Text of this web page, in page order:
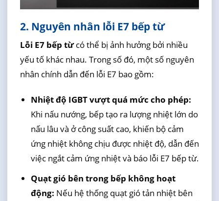
2. Nguyên nhân lỗi E7 bếp từ
Lỗi E7 bếp từcó thể bị ảnh hưởng bởi nhiều
yếu tố khác nhau. Trong số đó, một số nguyên
nhân chính dẫn đến lỗi E7 bao gồm:
Nhiệt độ IGBT vượt quá mức cho phép:
Khi nấu nướng, bếp tạo ra lượng nhiệt lớn do
nấu lâu và ở công suất cao, khiến bộ cảm
ứng nhiệt không chịu được nhiệt độ, dẫn đến
việc ngắt cảm ứng nhiệt và báo lỗi E7 bếp từ.
Quạt gió bên trong bếp không hoạt
động: Nếu hệ thống quạt gió tản nhiệt bên